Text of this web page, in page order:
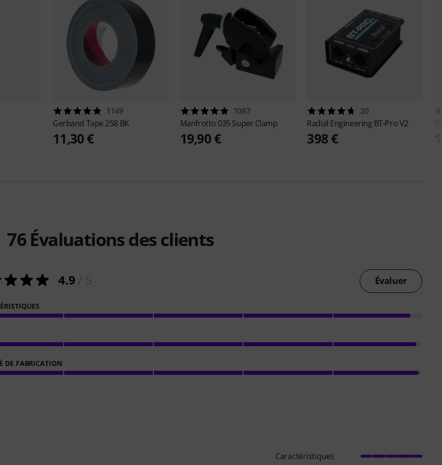
1149
Gerband Tape 258 BK
11,30 €
1087
Manfrotto 035 Super Clamp
19,90 €
20
Radial Engineering BT-Pro V2
398 €
76Évaluations des clients
4.9 Évaluer
DE FABRICATION
Caractéristiques